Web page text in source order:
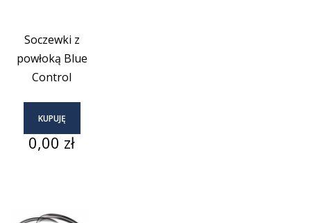
Soczewki z
powłoką Blue
Control
KUPUJĘ
Cena
0,00 zł